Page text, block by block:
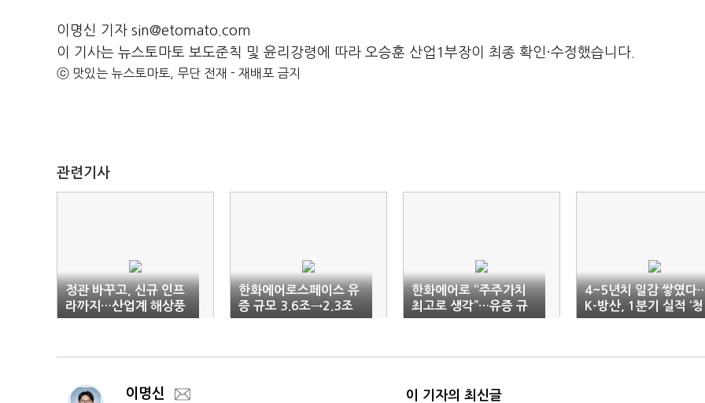
이명신 기자 sin@etomato.com
이 기사는 뉴스토마토 보도준칙 및 윤리강령에 따라 오승훈 산업1부장이 최종 확인·수정했습니다.
ⓒ 맛있는 뉴스토마토, 무단 전재 - 재배포 금지
관련기사
정관 바꾸고, 신규 인프
라까지…산업계 해상풍
력 드라이브
한화에어로스페이스 유
증 규모 3.6조→2.3조
로 줄여
한화에어로 “주주가치
최고로 생각”…유증 규
모 감소
4~5년치 일감 쌓였다
K-방산, 1분기 실적 ‘청
신호’
이명신 이 기자의 최신글